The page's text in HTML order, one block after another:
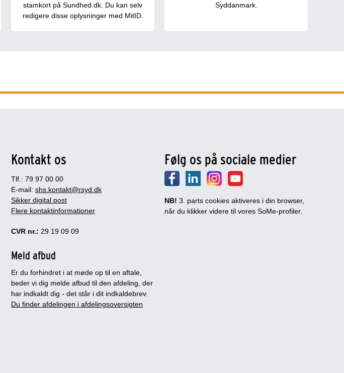
stamkort på Sundhed.dk. Du kan selv
redigere disse oplysninger med MitID.
Syddanmark.
Kontakt os
Tlf.: 79 97 00 00
E-mail: shs.kontakt@rsyd.dk
Sikker digital post
Flere kontaktinformationer
CVR nr.: 29 19 09 09
Meld afbud
Er du forhindret i at møde op til en aftale,
beder vi dig melde afbud til den afdeling, der
har indkaldt dig - det står i dit indkaldebrev.
Du finder afdelingen i afdelingsoversigten
Følg os på sociale medier
NB! 3. parts cookies aktiveres i din browser,
når du klikker videre til vores SoMe-profiler.